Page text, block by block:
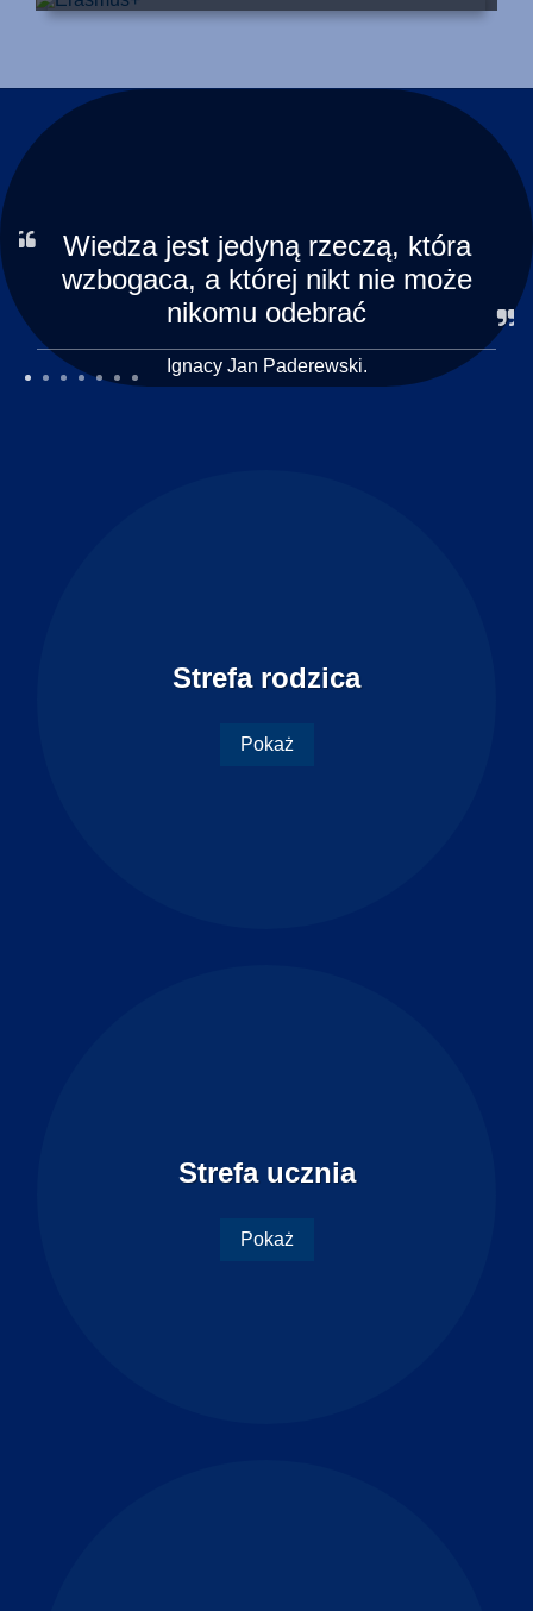
Wiedza jest jedyną rzeczą, która
wzbogaca, a której nikt nie może
nikomu odebrać
Ignacy Jan Paderewski.
Strefa rodzica
Pokaż
Strefa ucznia
Pokaż